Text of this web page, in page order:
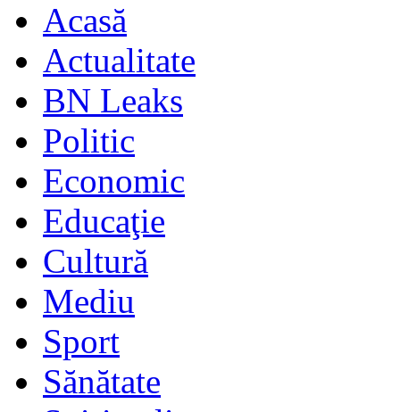
Acasă
Actualitate
BN Leaks
Politic
Economic
Educaţie
Cultură
Mediu
Sport
Sănătate